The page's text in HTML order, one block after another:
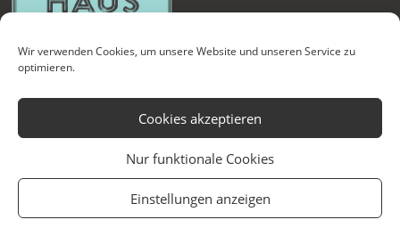
Wir verwenden Cookies, um unsere Website und unseren Service zu
optimieren.
Cookies akzeptieren
Nur funktionale Cookies
Einstellungen anzeigen
Kontakt Newsletter Datenschutzerklärung Impressum
Cookie-Richtlinie (EU) Technische Betreuung